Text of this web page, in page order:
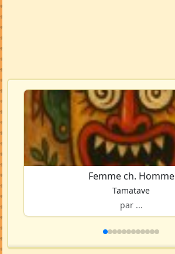
Femme ch. Homme
Tamatave
par ...